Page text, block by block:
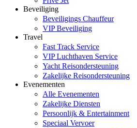
Beveiliging
Beveiligings Chauffeur
VIP Beveiliging
Travel
Fast Track Service
VIP Luchthaven Service
Yacht Reisondersteuning
Zakelijke Reisondersteuning
Evenementen
Alle Evenementen
Zakelijke Diensten
Persoonlijk & Entertainment
Speciaal Vervoer